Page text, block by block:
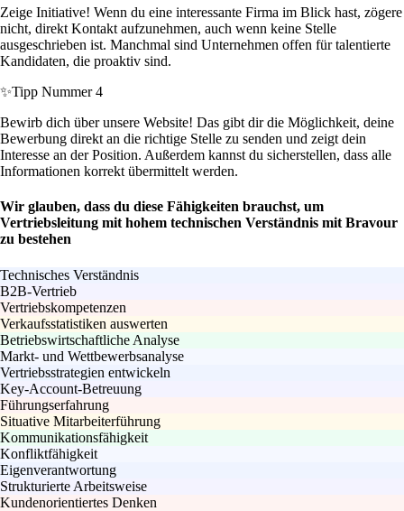
Zeige Initiative! Wenn du eine interessante Firma im Blick hast, zögere
nicht, direkt Kontakt aufzunehmen, auch wenn keine Stelle
ausgeschrieben ist. Manchmal sind Unternehmen offen für talentierte
Kandidaten, die proaktiv sind.
✨Tipp Nummer 4
Bewirb dich über unsere Website! Das gibt dir die Möglichkeit, deine
Bewerbung direkt an die richtige Stelle zu senden und zeigt dein
Interesse an der Position. Außerdem kannst du sicherstellen, dass alle
Informationen korrekt übermittelt werden.
Wir glauben, dass du diese Fähigkeiten brauchst, um
Vertriebsleitung mit hohem technischen Verständnis mit Bravour
zu bestehen
Technisches Verständnis
B2B-Vertrieb
Vertriebskompetenzen
Verkaufsstatistiken auswerten
Betriebswirtschaftliche Analyse
Markt- und Wettbewerbsanalyse
Vertriebsstrategien entwickeln
Key-Account-Betreuung
Führungserfahrung
Situative Mitarbeiterführung
Kommunikationsfähigkeit
Konfliktfähigkeit
Eigenverantwortung
Strukturierte Arbeitsweise
Kundenorientiertes Denken